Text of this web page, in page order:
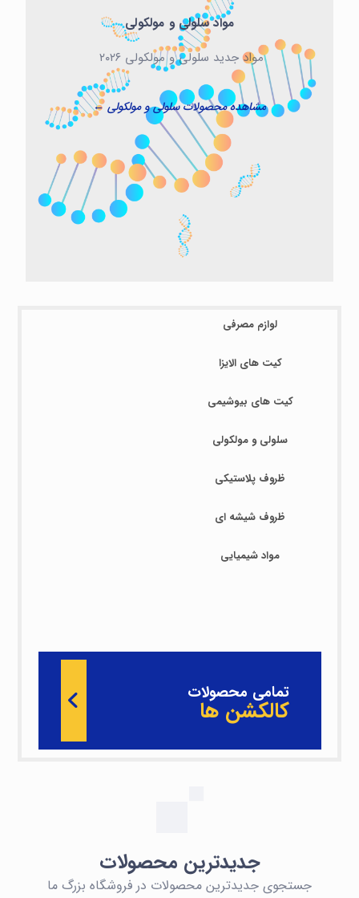
مواد سلولی و مولکولی
مواد جدید سلولی و مولکولی ۲۰۲۶
مشاهده محصولات سلولی و مولکولی ←
لوازم مصرفی
کیت های الایزا
کیت های بیوشیمی
سلولی و مولکولی
ظروف پلاستیکی
ظروف شیشه ای
مواد شیمیایی
تمامی محصولات
کالکشن ها
جدیدترین محصولات
جستجوی جدیدترین محصولات در فروشگاه بزرگ ما